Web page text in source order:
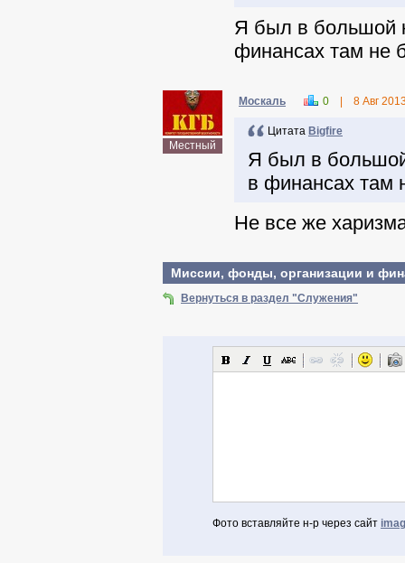
Я был в большой
финансах там не
Местный
Москаль 0 8 Авг
Цитата Віgfire
Я был в большой
в финансах там
Не все же
Миссии, фонды, организации и
Вернуться в раздел "Служения"
Фото вставляйте н-р через сайт